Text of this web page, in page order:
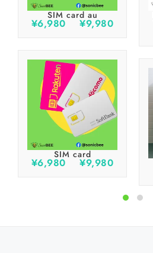
SIM card au
¥6,980 ¥9,980
SIM card
¥6,980 ¥9,980